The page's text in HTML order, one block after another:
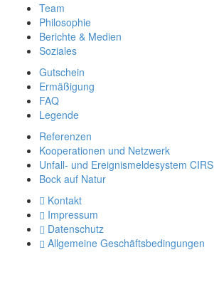
Team
Philosophie
Berichte & Medien
Soziales
Gutschein
Ermäßigung
FAQ
Legende
Referenzen
Kooperationen und Netzwerk
Unfall- und Ereignismeldesystem CIRS
Bock auf Natur
Kontakt
Impressum
Datenschutz
Allgemeine Geschäftsbedingungen